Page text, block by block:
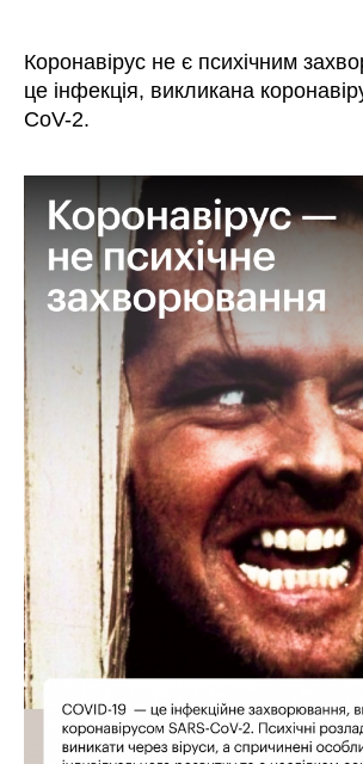
Коронавірус не є психічним
це інфекція, викликана
CoV-2.